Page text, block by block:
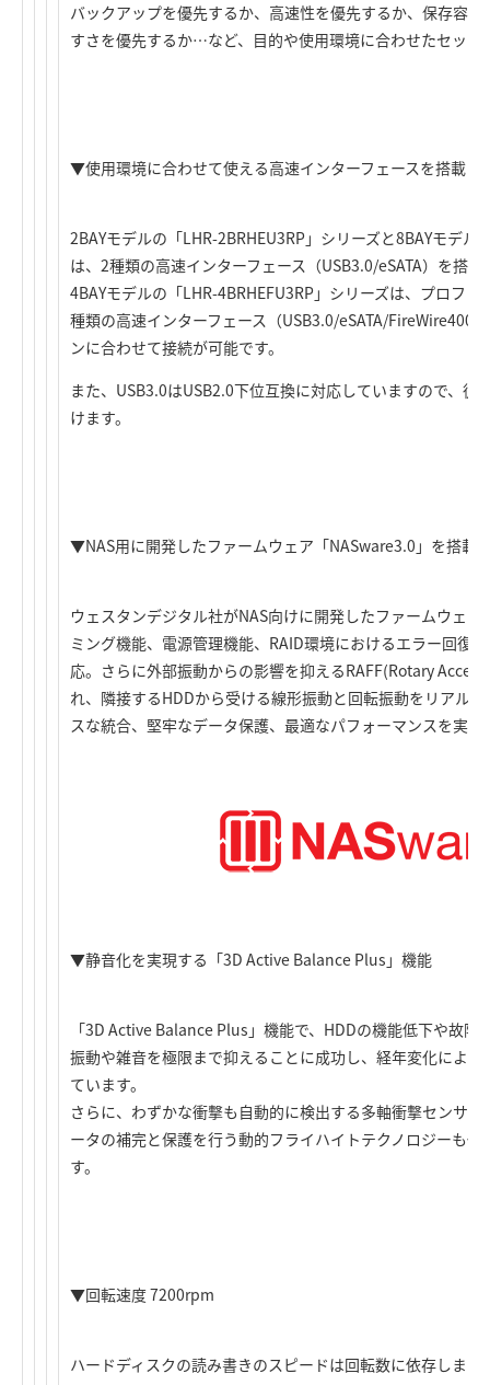
バックアップを優先するか、高速性を優先するか、保存容
すさを優先するか…など、目的や使用環境に合わせたセッテ
▼使用環境に合わせて使える高速インターフェースを搭載
2BAYモデルの「LHR-2BRHEU3RP」シリーズと8BAYモデル
は、2種類の高速インターフェース（USB3.0/eSATA）を搭載
4BAYモデルの「LHR-4BRHEFU3RP」シリーズは、プロフ
種類の高速インターフェース（USB3.0/eSATA/
ンに合わせて接続が可能です。
また、USB3.0はUSB2.0下位互換に対応していますので、従
けます。
▼NAS用に開発したファームウェア「NASware3.0」を搭載
ウェスタンデジタル社がNAS向けに開発したファームウェ
ミング機能、電源管理機能、RAID環境におけるエラー回復
応。さらに外部振動からの影響を抑えるRAFF(Rotary
れ、隣接するHDDから受ける線形振動と回転振動をリアル
スな統合、堅牢なデータ保護、最適なパフォーマンスを実
▼静音化を実現する「3D Active Balance Plus」機能
「3D Active Balance Plus」機能で、HDDの機能低下や故
振動や雑音を極限まで抑えることに成功し、経年変化によ
ています。
さらに、わずかな衝撃も自動的に検出する多軸衝撃センサ
ータの補完と保護を行う動的フライハイトテクノロジーも
す。
▼回転速度 7200rpm
ハードディスクの読み書きのスピードは回転数に依存しま